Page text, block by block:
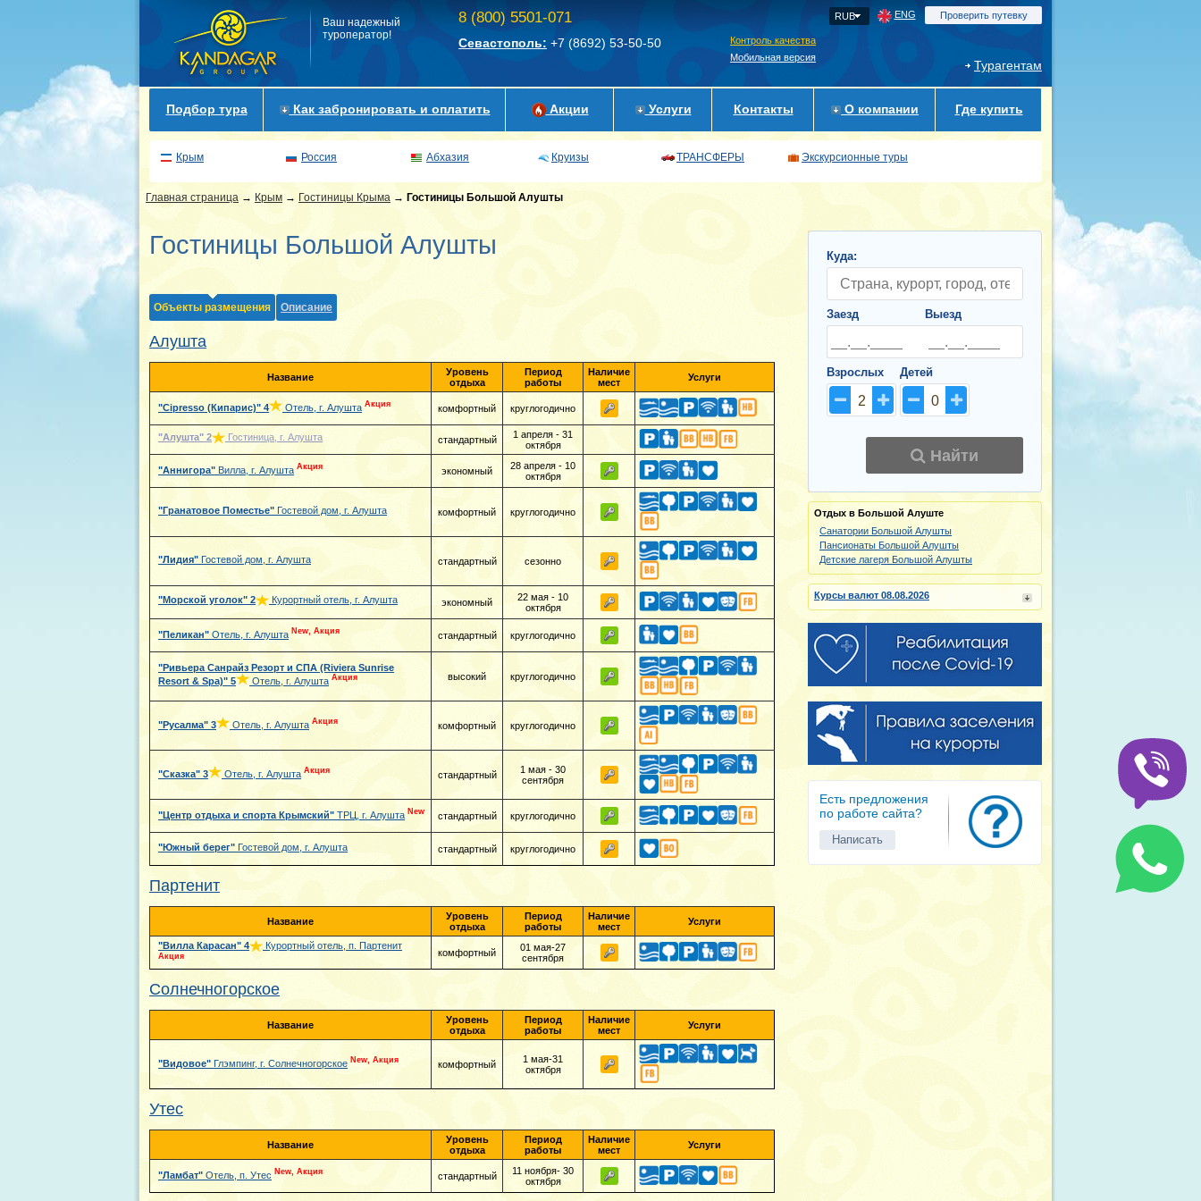
Ваш надежный
туроператор!
8 (800) 5501-071
Севастополь: +7 (8692) 53-50-50
Контроль качества
Мобильная версия
RUB ENG Проверить путевку
Турагентам
Подбор тура Как забронировать и оплатить Акции Услуги Контакты О компании Где купить
Крым Россия Абхазия Круизы ТРАНСФЕРЫ Экскурсионные туры
Главная страница → Крым → Гостиницы Крыма → Гостиницы Большой Алушты
Гостиницы Большой Алушты
Объекты размещения Описание
Алушта
Название
Уровень
отдыха
Период
работы
Наличие
мест
Услуги
"Cipresso (Кипарис)" 4 Отель, г. Алушта Акция комфортный круглогодично
"Алушта" 2 Гостиница, г. Алушта стандартный
1 апреля - 31
октября
"Аннигора" Вилла, г. Алушта Акция экономный
28 апреля - 10
октября
"Гранатовое Поместье" Гостевой дом, г. Алушта комфортный круглогодично
"Лидия" Гостевой дом, г. Алушта стандартный сезонно
"Морской уголок" 2 Курортный отель, г. Алушта экономный
22 мая - 10
октября
"Пеликан" Отель, г. Алушта New, Акция стандартный круглогодично
"Ривьера Санрайз Резорт и СПА (Riviera Sunrise
Resort & Spa)" 5 Отель, г. Алушта Акция высокий круглогодично
"Русалма" 3 Отель, г. Алушта Акция комфортный круглогодично
"Сказка" 3 Отель, г. Алушта Акция стандартный
1 мая - 30
сентября
"Центр отдыха и спорта Крымский" ТРЦ, г. Алушта New стандартный круглогодично
"Южный берег" Гостевой дом, г. Алушта стандартный круглогодично
Партенит
Название
Уровень
отдыха
Период
работы
Наличие
мест
Услуги
"Вилла Карасан" 4 Курортный отель, п. Партенит
Акция комфортный
01 мая-27
сентября
Солнечногорское
Название
Уровень
отдыха
Период
работы
Наличие
мест
Услуги
"Видовое" Глэмпинг, г. Солнечногорское New, Акция комфортный
1 мая-31
октября
Утес
Название
Уровень
отдыха
Период
работы
Наличие
мест
Услуги
"Ламбат" Отель, п. Утес New, Акция стандартный
11 ноября- 30
октября
Куда:
Заезд Выезд
Взрослых
2
Детей
0
Найти
Отдых в Большой Алуште
Санатории Большой Алушты
Пансионаты Большой Алушты
Детские лагеря Большой Алушты
Курсы валют 08.08.2026
Есть предложения
по работе сайта?
Написать